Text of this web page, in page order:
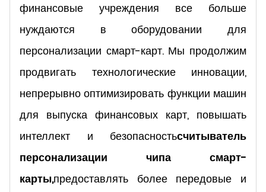
финансовые учреждения все больше
нуждаются в оборудовании для
персонализации смарт-карт. Мы продолжим
продвигать технологические инновации,
непрерывно оптимизировать функции машин
для выпуска финансовых карт, повышать
интеллект и безопасностьсчитыватель
персонализации чипа смарт-
карты,предоставлять более передовые и